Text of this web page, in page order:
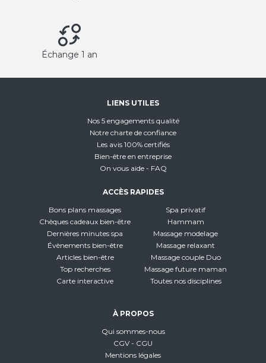
Échange 1 an
LIENS UTILES
Nos 5 engagements qualité
Notre charte de confiance
Les avis 100% certifiés
Bien-être en entreprise
On vous aide - FAQ
ACCÈS RAPIDES
Bons plans massages
Chèques cadeaux bien-être
Dernières minutes spa
Évènements bien-être
Articles bien-être
Top recherches
Carte interactive
Spa privatif
Hammam
Massage modelage
Massage relaxant
Massage couple Duo
Massage future maman
Toutes nos disciplines
À PROPOS
Qui sommes-nous
CGV - CGU
Mentions légales